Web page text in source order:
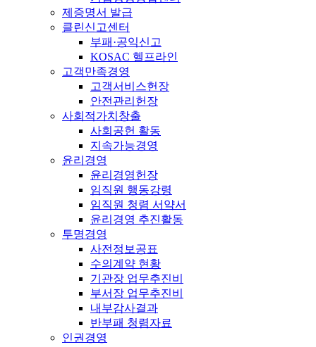
제증명서 발급
클린신고센터
부패·공익신고
KOSAC 헬프라인
고객만족경영
고객서비스헌장
안전관리헌장
사회적가치창출
사회공헌 활동
지속가능경영
윤리경영
윤리경영헌장
임직원 행동강령
임직원 청렴 서약서
윤리경영 추진활동
투명경영
사전정보공표
수의계약 현황
기관장 업무추진비
부서장 업무추진비
내부감사결과
반부패 청렴자료
인권경영